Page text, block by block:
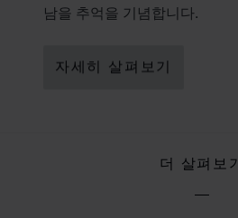
남을 추억을 기념합니다.
자세히 살펴보기
더 살펴보기